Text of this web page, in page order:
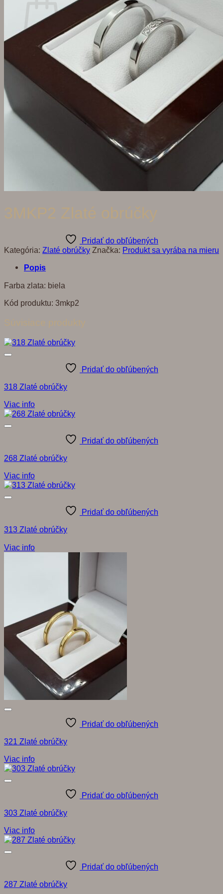
Žiadne produkty v košíku.
Vrátiť sa do obchodu
Hľadať:
3MKP2 Zlaté obrúčky
Pridať do obľúbených
Kategória: Zlaté obrúčky Značka: Produkt sa vyrába na mieru
Popis
Farba zlata: biela
Kód produktu: 3mkp2
Súvisiace produkty
Pridať do obľúbených
318 Zlaté obrúčky
Viac info
Pridať do obľúbených
268 Zlaté obrúčky
Viac info
Pridať do obľúbených
313 Zlaté obrúčky
Viac info
Pridať do obľúbených
321 Zlaté obrúčky
Viac info
Pridať do obľúbených
303 Zlaté obrúčky
Viac info
Pridať do obľúbených
287 Zlaté obrúčky